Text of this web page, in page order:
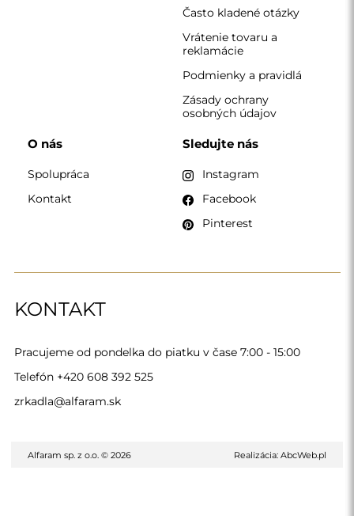
KONTAKT
Pracujeme od pondelka do piatku v čase 7:00 - 15:00
Telefón +420 608 392 525
zrkadla@alfaram.sk
Často kladené otázky
Vrátenie tovaru a
reklamácie
Podmienky a pravidlá
Zásady ochrany
osobných údajov
O nás
Spolupráca
Kontakt
Sledujte nás
Instagram
Facebook
Pinterest
Alfaram sp. z o.o. © 2026 Realizácia: AbcWeb.pl